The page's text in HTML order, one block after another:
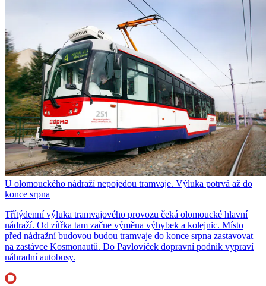
U olomouckého nádraží nepojedou tramvaje. Výluka potrvá až do
konce srpna
Třítýdenní výluka tramvajového provozu čeká olomoucké hlavní
nádraží. Od zítřka tam začne výměna výhybek a kolejnic. Místo
před nádražní budovou budou tramvaje do konce srpna zastavovat
na zastávce Kosmonautů. Do Pavloviček dopravní podnik vypraví
náhradní autobusy.